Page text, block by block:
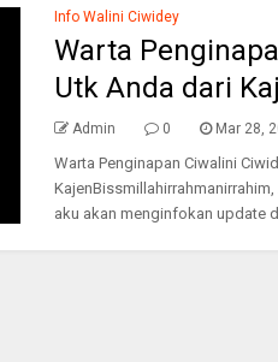
Info Walini Ciwidey
Warta
Utk Anda dari
Admin 0 Mar 28,
Warta Penginapan Ciwalini
aku akan menginfokan update